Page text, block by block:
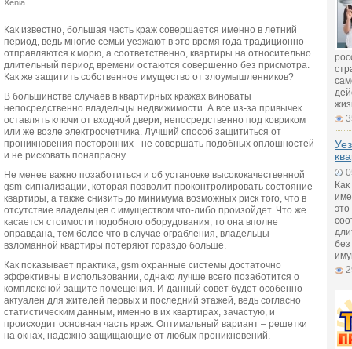
Xenia
Как известно, большая часть краж совершается именно в летний
период, ведь многие семьи уезжают в это время года традиционно
отправляются к морю, а соответственно, квартиры на относительно
длительный период времени остаются совершенно без присмотра.
Как же защитить собственное имущество от злоумышленников?
В большинстве случаев в квартирных кражах виноваты
непосредственно владельцы недвижимости. А все из-за привычек
оставлять ключи от входной двери, непосредственно под ковриком
или же возле электросчетчика. Лучший способ защититься от
проникновения посторонних - не совершать подобных оплошностей
и не рисковать понапрасну.
Не менее важно позаботиться и об установке высококачественной
gsm-сигнализации, которая позволит проконтролировать состояние
квартиры, а также снизить до минимума возможных риск того, что в
отсутствие владельцев с имуществом что-либо произойдет. Что же
касается стоимости подобного оборудования, то она вполне
оправдана, тем более что в случае ограбления, владельцы
взломанной квартиры потеряют гораздо больше.
Как показывает практика, gsm охранные системы достаточно
эффективны в использовании, однако лучше всего позаботится о
комплексной защите помещения. И данный совет будет особенно
актуален для жителей первых и последний этажей, ведь согласно
статистическим данным, именно в их квартирах, зачастую, и
происходит основная часть краж. Оптимальный вариант – решетки
на окнах, надежно защищающие от любых проникновений.